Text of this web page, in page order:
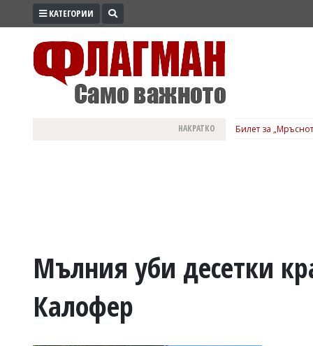
ПРОМО
ВОЙНАТА
УКРАЙНА
КАТЕГОРИИ
НАКРАТКО Билет за
Мълния уби десетки
Калофер